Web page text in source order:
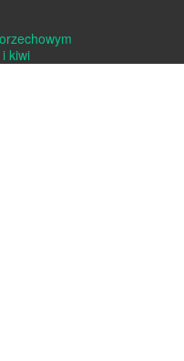
kiwi